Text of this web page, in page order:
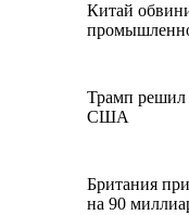
Китай
Трамп решил
США
Британия
на 90